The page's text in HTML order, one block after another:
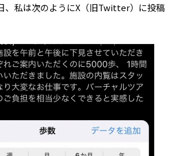
、私は次のようにX（旧Twitter）に投稿